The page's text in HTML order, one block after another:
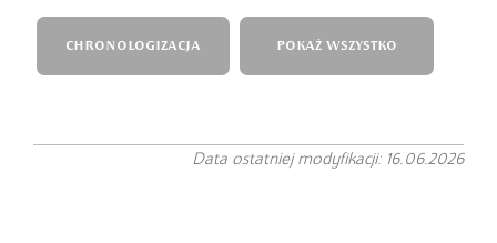
CHRONOLOGIZACJA POKAŻ WSZYSTKO
Data ostatniej modyfikacji: 16.06.2026